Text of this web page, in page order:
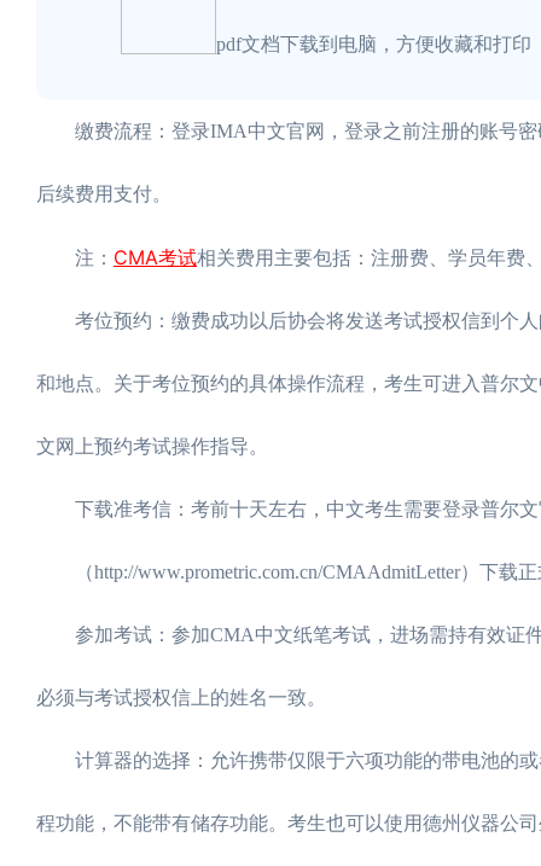
pdf文档下载到电脑，方便收藏和打印
缴费流程：登录IMA中文官网，登录之前注册的账号密
后续费用支付。
注： CMA考试相关费用主要包括：注册费、学员年费
考位预约：缴费成功以后协会将发送考试授权信到个人
和地点。关于考位预约的具体操作流程，考生可进入普尔
文网上预约考试操作指导。
下载准考信：考前十天左右，中文考生需要登录普尔文
（http://www.prometric.com.cn/CMAAdmitLetter）下载
参加考试：参加CMA中文纸笔考试，进场需持有效证
必须与考试授权信上的姓名一致。
计算器的选择：允许携带仅限于六项功能的带电池的或
程功能，不能带有储存功能。考生也可以使用德州仪器公